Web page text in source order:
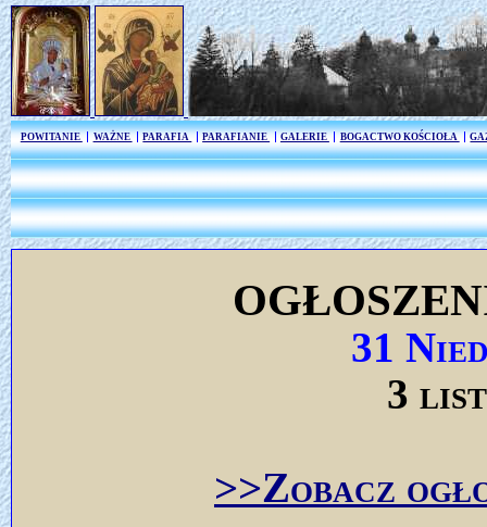
POWITANIE WAŻNE PARAFIA PARAFIANIE GALERIE BOGACTWO KOŚCIOŁA
31
3
>>Zobacz